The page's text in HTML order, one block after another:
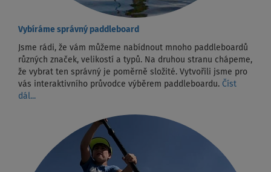
Vybíráme správný paddleboard
Jsme rádi, že vám můžeme nabídnout mnoho paddleboardů
různých značek, velikostí a typů. Na druhou stranu chápeme,
že vybrat ten správný je poměrně složité. Vytvořili jsme pro
vás interaktivního průvodce výběrem paddleboardu. Číst
dál...